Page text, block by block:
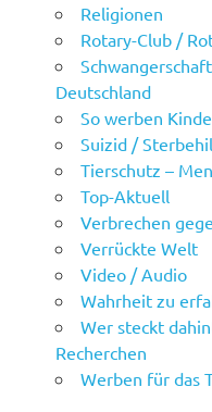
Religionen
Rotary-Club /
Deutschland
So werben
Suizid /
Tierschutz –
Top-Aktuell
Verbrechen
Verrückte Welt
Video / Audio
Wahrheit zu
Wer steckt
Recherchen
Werben für das